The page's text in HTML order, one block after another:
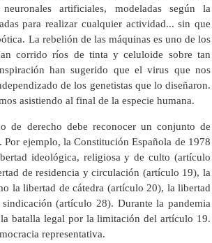
artificiales, modeladas según la
para realizar cualquier actividad... sin que
La rebelión de las máquinas es uno de los
corrido ríos de tinta y celuloide sobre tan
han sugerido que el virus que nos
de los genetistas que lo diseñaron.
asistiendo al final de la especie humana.
de derecho debe reconocer un conjunto de
ejemplo, la Constitución Española de 1978
ideológica, religiosa y de culto (artículo
de residencia y circulación (artículo 19), la
la libertad de cátedra (artículo 20), la libertad
(artículo 28). Durante la pandemia
batalla legal por la limitación del artículo 19.
representativa.